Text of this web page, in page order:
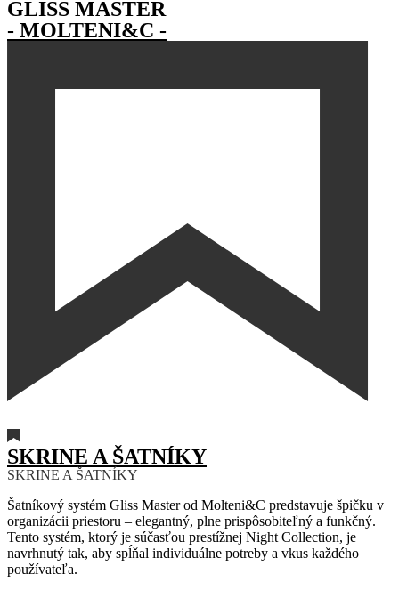
GLISS MASTER
- MOLTENI&C -
SKRINE A ŠATNÍKY
SKRINE A ŠATNÍKY
Šatníkový systém Gliss Master od Molteni&C predstavuje špičku v
organizácii priestoru – elegantný, plne prispôsobiteľný a funkčný.
Tento systém, ktorý je súčasťou prestížnej Night Collection, je
navrhnutý tak, aby spĺňal individuálne potreby a vkus každého
používateľa.